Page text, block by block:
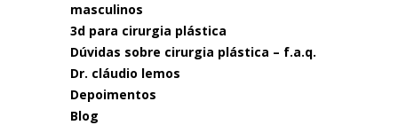
masculinos
3d para cirurgia plástica
dúvidas sobre cirurgia plástica – f.a.q.
dr. cláudio lemos
depoimentos
blog